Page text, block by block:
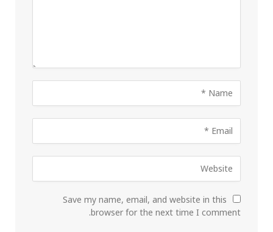
Save my name, email, and website in this
browser for the next time I comment.